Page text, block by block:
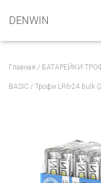
DENWIN
Главная / БАТАРЕЙКИ
BASIC / Трофи LR6-24 bulk